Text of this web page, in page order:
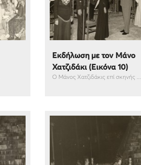
Εκδήλωση με τον Μάνο
Χατζιδάκι (Εικόνα 10)
Ο Μάνος Χατζιδάκις επί σκηνής ...